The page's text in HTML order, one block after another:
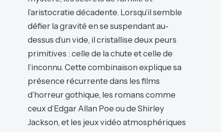
l’aristocratie décadente. Lorsqu’il semble
défier la gravité en se suspendant au-
dessus d’un vide, il cristallise deux peurs
primitives : celle de la chute et celle de
l’inconnu. Cette combinaison explique sa
présence récurrente dans les films
d’horreur gothique, les romans comme
ceux d’Edgar Allan Poe ou de Shirley
Jackson, et les jeux vidéo atmosphériques